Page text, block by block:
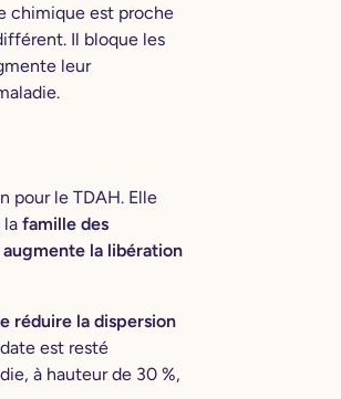
chimique est proche
Il bloque les
leur
pour le TDAH. Elle
la famille des
augmente la libération
réduire la dispersion
est resté
à hauteur de 30 %,